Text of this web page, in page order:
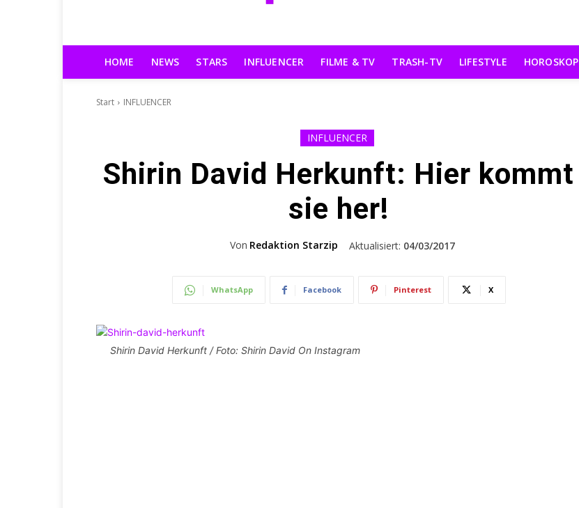
HOME NEWS STARS INFLUENCER FILME & TV TRASH-TV LIFESTYLE HOROSKOP
Start INFLUENCER
INFLUENCER
Shirin David Herkunft: Hier kommt
sie her!
Von Redaktion Starzip Aktualisiert: 04/03/2017
WhatsApp Facebook Pinterest X
Shirin David Herkunft / Foto: Shirin David On Instagram